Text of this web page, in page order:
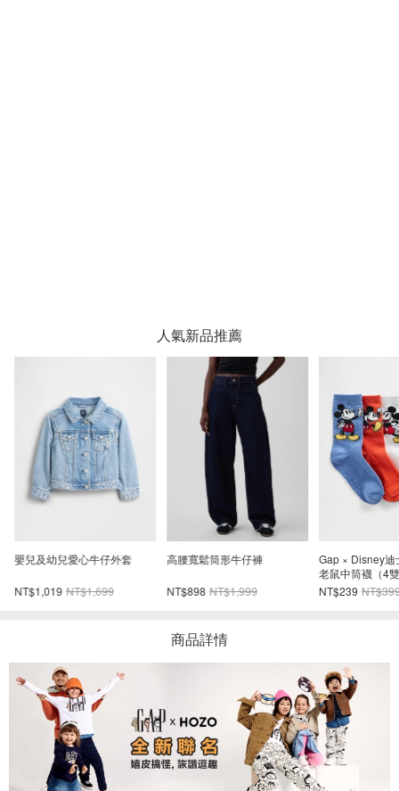
人氣新品推薦
嬰兒及幼兒愛心牛仔外套
NT$1,019 NT$1,699
高腰寬鬆筒形牛仔褲
NT$898 NT$1,999
Gap × Disney迪
老鼠中筒襪（4
NT$239
商品詳情